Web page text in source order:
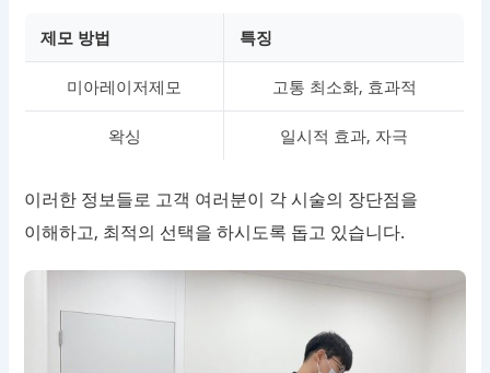
제모 방법 특징
미아레이저제모 고통 최소화, 효과적
왁싱 일시적 효과, 자극
이러한 정보들로 고객 여러분이 각 시술의 장단점을
이해하고, 최적의 선택을 하시도록 돕고 있습니다.